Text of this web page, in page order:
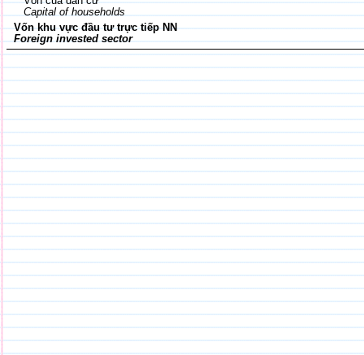
Capital of households
Vốn khu vực đầu tư trực tiếp NN
Foreign invested sector